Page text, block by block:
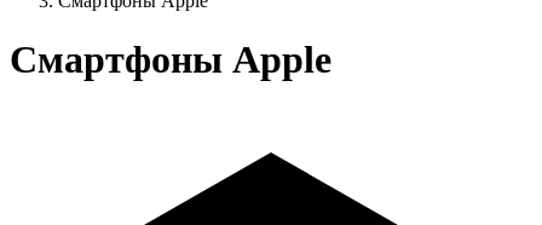
Смартфоны Apple